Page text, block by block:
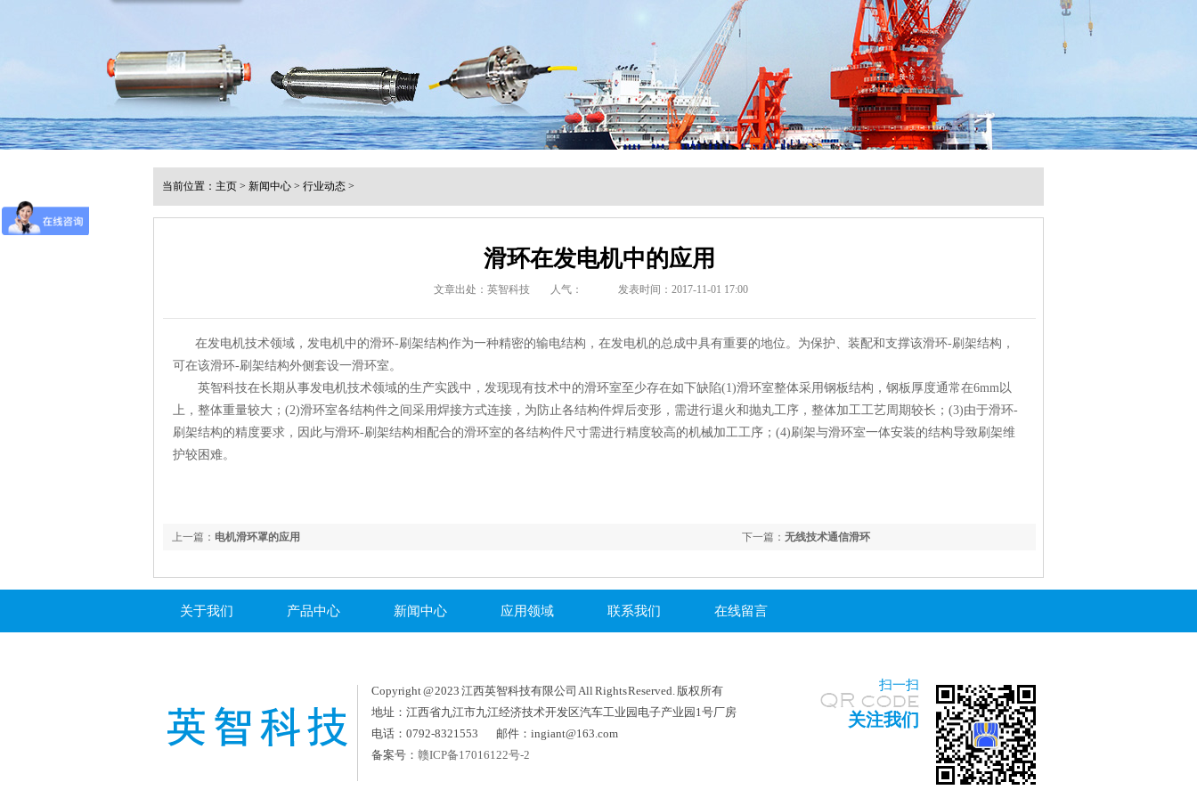
当前位置： 主页 > 新闻中心 > 行业动态 >
滑环在发电机中的应用
文章出处：英智科技 人气： 发表时间：2017-11-01 17:00
在发电机技术领域，发电机中的滑环-刷架结构作为一种精密的输电结构，在发电机的总成中具有重要的地位。为保护、装配和支撑该滑环-刷架结构，
可在该滑环-刷架结构外侧套设一滑环室。
英智科技在长期从事发电机技术领域的生产实践中，发现现有技术中的滑环室至少存在如下缺陷(1)滑环室整体采用钢板结构，钢板厚度通常在6mm以
上，整体重量较大；(2)滑环室各结构件之间采用焊接方式连接，为防止各结构件焊后变形，需进行退火和抛丸工序，整体加工工艺周期较长；(3)由于滑环-
刷架结构的精度要求，因此与滑环-刷架结构相配合的滑环室的各结构件尺寸需进行精度较高的机械加工工序；(4)刷架与滑环室一体安装的结构导致刷架维
护较困难。
下一篇： 无线技术通信滑环
上一篇： 电机滑环罩的应用
关于我们 产品中心 新闻中心 应用领域 联系我们 在线留言
Copyright @ 2023 江西英智科技有限公司 All Rights Reserved. 版权所有
地址：江西省九江市九江经济技术开发区汽车工业园电子产业园1号厂房
电话：0792-8321553 邮件：ingiant@163.com
备案号： 赣ICP备17016122号-2
扫一扫
关注我们